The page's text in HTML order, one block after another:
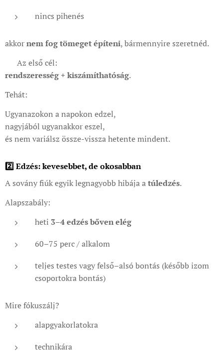
nincs pihenés
akkornem fog tömeget építeni, bármennyire szeretnéd.
👉 Az első cél:
rendszeresség + kiszámíthatóság.
Tehát:
Ugyanazokon a napokon edzel,
nagyjából ugyanakkor eszel,
és nem variálsz össze-vissza hetente mindent.
2️⃣ Edzés: kevesebbet, de okosabban
A sovány fiúk egyik legnagyobb hibája atúledzés.
Alapszabály:
heti 3–4 edzés bőven elég
60–75 perc / alkalom
teljes testes vagy felső–alsó bontás (később izom
csoportokra bontás)
Mire fókuszálj?
alapgyakorlatokra
technikára